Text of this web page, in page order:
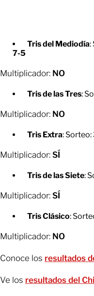
Tris del Mediodía:
7-5
Multiplicador: NO
Tris de las Tres:
Multiplicador: NO
Tris Extra: Sorteo:
Multiplicador: SÍ
Tris de las Siete:
Multiplicador: SÍ
Tris Clásico:
Multiplicador: NO
Conoce los resultados
Ve los resultados del